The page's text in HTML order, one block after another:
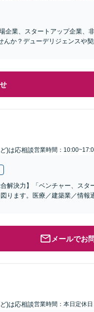
企業、スタートアップ企業、
か？デューデリジェンスや
)は応相談営業時間：
解決力】「ベンチャー、スタ
ります。医療／建築業／情報
メールでお
)は応相談営業時間：本日定休日